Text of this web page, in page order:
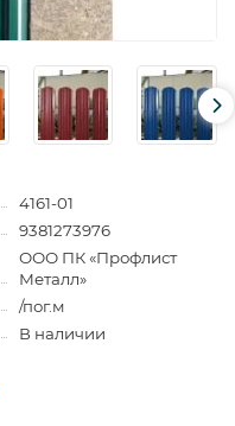
4161-01
9381273976
ООО ПК «Профлист
Металл»
/пог.м
В наличии